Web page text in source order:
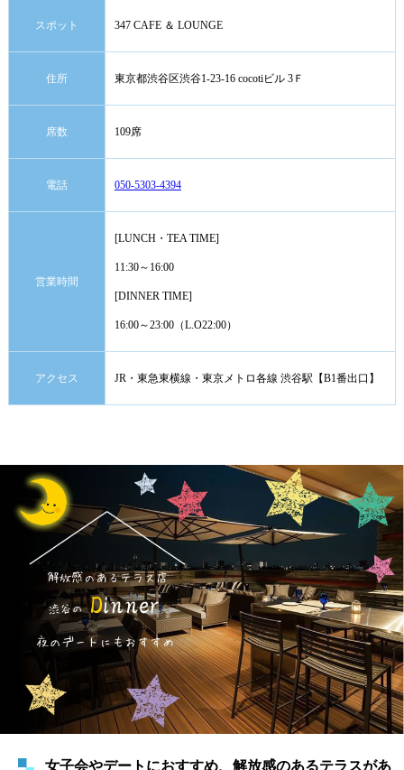
スポット 347 CAFE ＆ LOUNGE
住所 東京都渋谷区渋谷1-23-16 cocotiビル 3Ｆ
席数 109席
電話 050-5303-4394
営業時間
[LUNCH・TEA TIME]
11:30～16:00
[DINNER TIME]
16:00～23:00（L.O22:00）
アクセス JR・東急東横線・東京メトロ各線 渋谷駅【B1番出口】
女子会やデートにおすすめ、解放感のあるテラスがあ